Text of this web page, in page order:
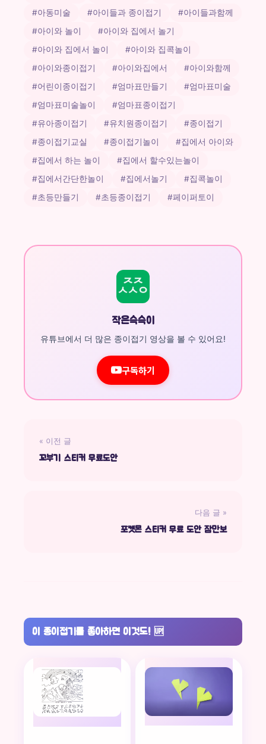
#아동미술
#아이들과 종이접기
#아이들과함께
#아이와 놀이
#아이와 집에서 놀기
#아이와 집에서 놀이
#아이와 집콕놀이
#아이와종이접기
#아이와집에서
#아이와함께
#어린이종이접기
#엄마표만들기
#엄마표미술
#엄마표미술놀이
#엄마표종이접기
#유아종이접기
#유치원종이접기
#종이접기
#종이접기교실
#종이접기놀이
#집에서 아이와
#집에서 하는 놀이
#집에서 할수있는놀이
#집에서간단한놀이
#집에서놀기
#집콕놀이
#초등만들기
#초등종이접기 #페이퍼토이
작은슥슥이
유튜브에서 더 많은 종이접기 영상을 볼 수 있어요!
구독하기
« 이전 글
꼬부기 스티커 무료도안
다음 글 »
포켓몬 스티커 무료 도안 잠만보
이 종이접기를 좋아하면 이것도! 🆙